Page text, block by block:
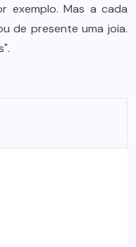
exemplo. Mas a cada
de presente uma joia.